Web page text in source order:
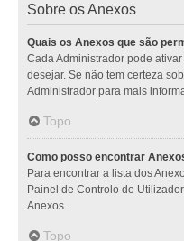
Sobre os Anexos
Quais os Anexos que são
Cada Administrador pode
desejar. Se não tem certeza
Administrador para mais
Topo
Como posso encontrar
Para encontrar a lista dos
Painel de Controlo do
Anexos.
Topo